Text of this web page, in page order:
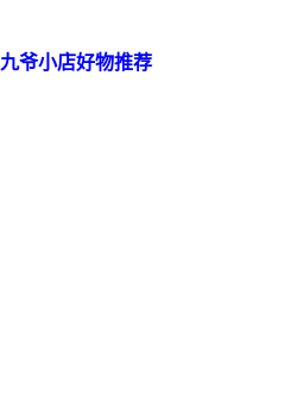
九爷小店好物推荐